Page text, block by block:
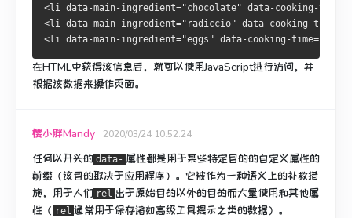
<li data-main-ingredient="chocolate" data-cooking-
<li data-main-ingredient="radiccio" data-cooking-
<li data-main-ingredient="eggs" data-cooking-time="15
在HTML中获得该信息后，就可以使用JavaScript进行访问，并
根据该数据来操作页面。
樱小胖Mandy 2020/03/24 10:52:24
任何以开头的 data- 属性都是用于某些特定目的的自定义属性的
前缀（该目的取决于应用程序）。 它被作为一种语义上的补救措
施，用于人们 rel 出于原始目的以外的目的而大量使用和其他属
性（ rel 通常用于保存诸如高级工具提示之类的数据）。